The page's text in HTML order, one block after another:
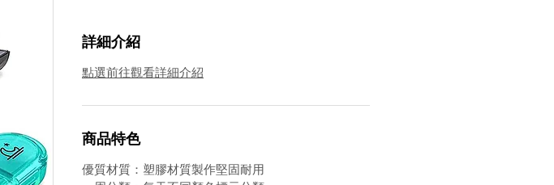
詳細介紹
點選前往觀看詳細介紹
商品特色
優質材質：塑膠材質製作堅固耐用